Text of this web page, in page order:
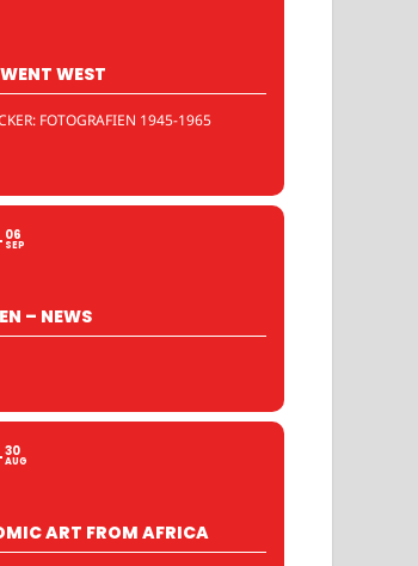
WEST
FOTOGRAFIEN 1945-1965
06
SEP
– NEWS
30
AUG
ART FROM AFRICA